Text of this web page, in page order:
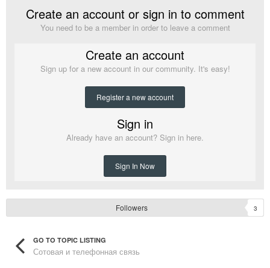
Create an account or sign in to comment
You need to be a member in order to leave a comment
Create an account
Sign up for a new account in our community. It's easy!
Register a new account
Sign in
Already have an account? Sign in here.
Sign In Now
Followers 3
GO TO TOPIC LISTING
Сотовая и телефонная связь